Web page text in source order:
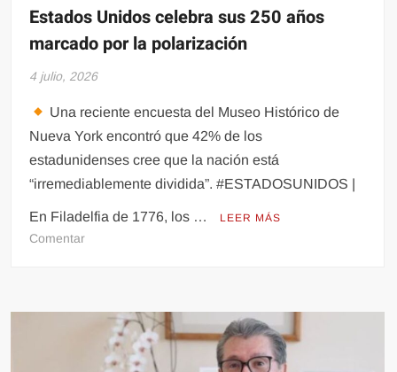
Estados Unidos celebra sus 250 años
marcado por la polarización
4 julio, 2026
Una reciente encuesta del Museo Histórico de
Nueva York encontró que 42% de los
estadunidenses cree que la nación está
“irremediablemente dividida”. #ESTADOSUNIDOS |
En Filadelfia de 1776, los … LEER MÁS
Comentaren
años